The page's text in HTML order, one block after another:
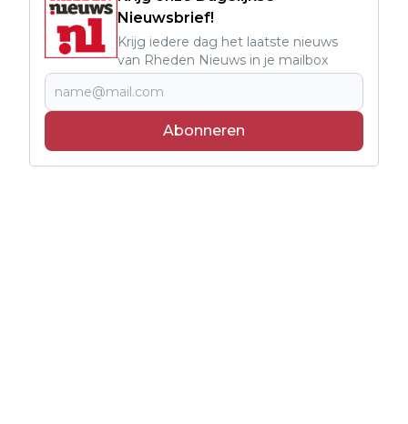
Nieuwsbrief!
Krijg iedere dag het laatste nieuws
van Rheden Nieuws in je mailbox
Abonneren